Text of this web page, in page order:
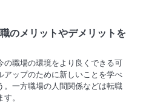
のメリットやデメリットを
職場の環境をより良くできる可
ップのために新しいことを学べ
。一方職場の人間関係などは転職
。